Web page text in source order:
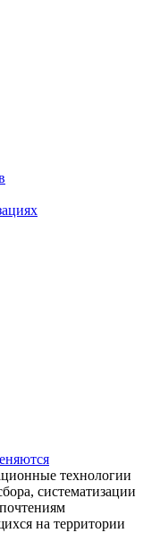
технологии
систематизации
на территории